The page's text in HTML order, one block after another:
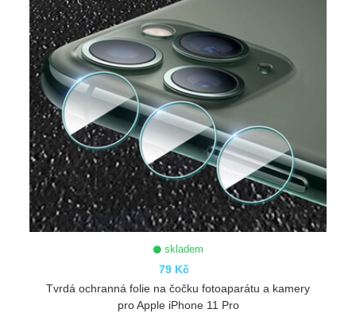
skladem
79 Kč
Tvrdá ochranná folie na čočku fotoaparátu a kamery
pro Apple iPhone 11 Pro